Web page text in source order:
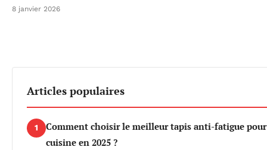
8 janvier 2026
Articles populaires
1
Comment choisir le meilleur tapis anti-fatigue
cuisine en 2025 ?